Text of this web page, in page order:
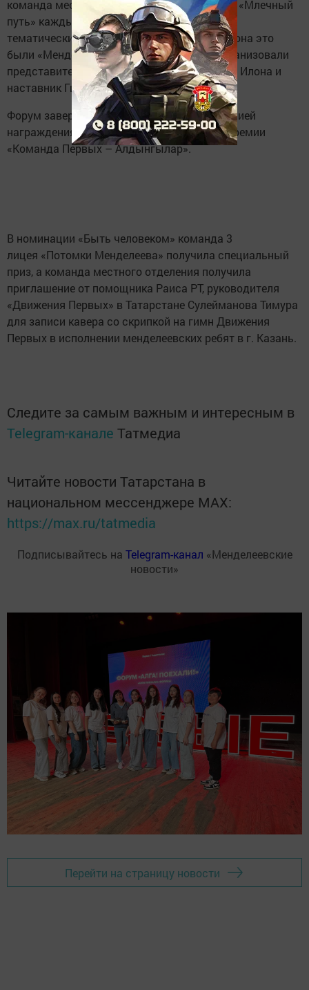
команда местного отделения. На площадке «Млечный
путь» каждый из районов представил свой
тематический мастер-класс. От нашего района это
были «Менделеевские узоры», который организовали
представители Псеевской школы: Шашкова Илона и
наставник Гилязова Фаниля.
Форум завершился торжественной церемонией
награждения по итогам республиканской премии
«Команда Первых – Алдынгылар».
В номинации «Быть человеком» команда 3
лицея «Потомки Менделеева» получила специальный
приз, а команда местного отделения получила
приглашение от помощника Раиса РТ, руководителя
«Движения Первых» в Татарстане Сулейманова Тимура
для записи кавера со скрипкой на гимн Движения
Первых в исполнении менделеевских ребят в г. Казань.
Следите за самым важным и интересным в
Telegram-канале Татмедиа
Читайте новости Татарстана в
национальном мессенджере MАХ:
https://max.ru/tatmedia
Подписывайтесь на Telegram-канал «Менделеевские
новости»
Перейти на страницу новости